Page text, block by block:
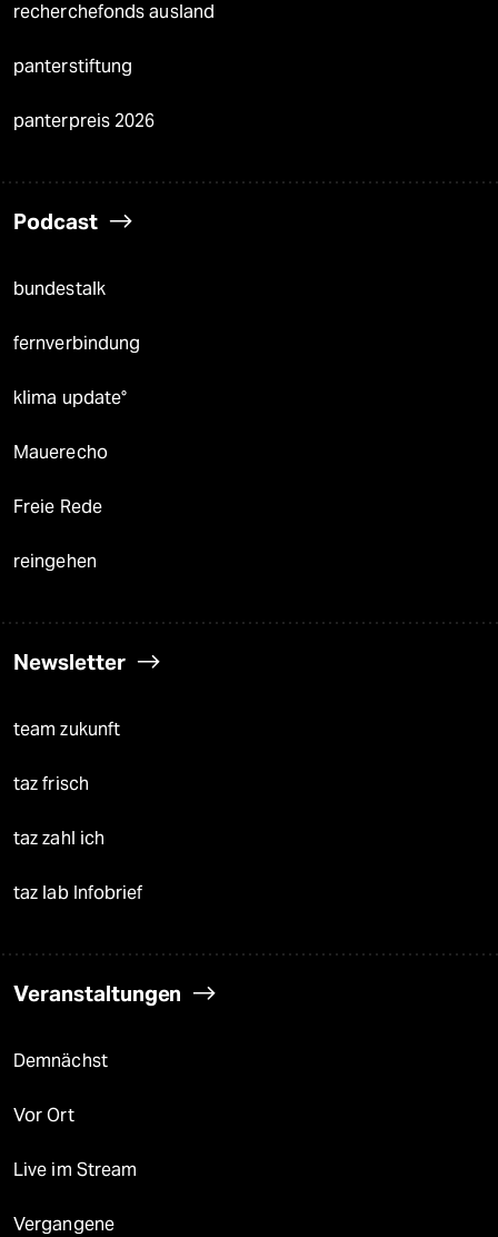
recherchefonds ausland
panterstiftung
panterpreis 2026
Podcast
bundestalk
fernverbindung
klima update°
Mauerecho
Freie Rede
reingehen
Newsletter
team zukunft
taz frisch
taz zahl ich
taz lab Infobrief
Veranstaltungen
Demnächst
Vor Ort
Live im Stream
Vergangene